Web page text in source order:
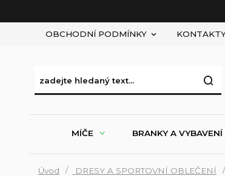
OBCHODNÍ PODMÍNKY
MÍČE BRANKY A VYBAVENÍ
Úvod DRESY A SPORTOVNÍ OBLEČENÍ